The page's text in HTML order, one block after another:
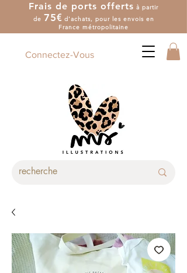
Frais de ports offerts à partir
de 75€ d'achats, pour les envois en
France métropolitaine
Connectez-Vous